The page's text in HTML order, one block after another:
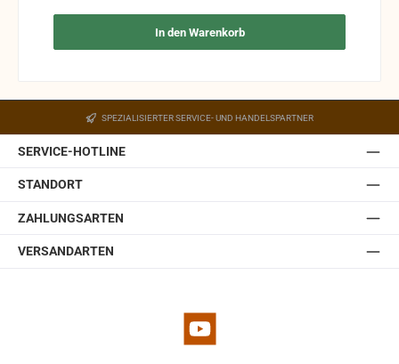
In den Warenkorb
SPEZIALISIERTER SERVICE- UND HANDELSPARTNER
SERVICE-HOTLINE
STANDORT
ZAHLUNGSARTEN
VERSANDARTEN
YouTube